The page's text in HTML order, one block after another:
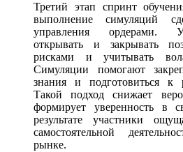
Третий этап спринт
выполнение симуляций
управления ордерами.
открывать и закрывать
рисками и учитывать
Симуляции помогают
знания и подготовиться к
Такой подход снижает
формирует уверенность в
результате участники
самостоятельной
рынке.